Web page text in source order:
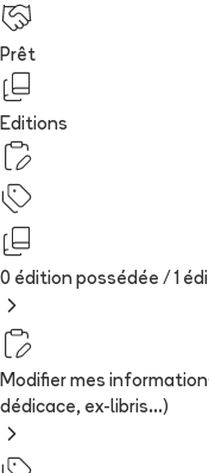
Prêt
Editions
0 édition possédée / 1
Modifier mes
dédicace, ex-libris...)